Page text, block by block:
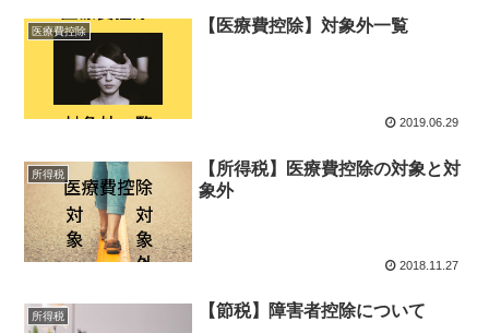
医療費控除 【医療費控除】対象外一覧
2019.06.29
所得税
【所得税】医療費控除の対象と対
象外
2018.11.27
所得税 【節税】障害者控除について